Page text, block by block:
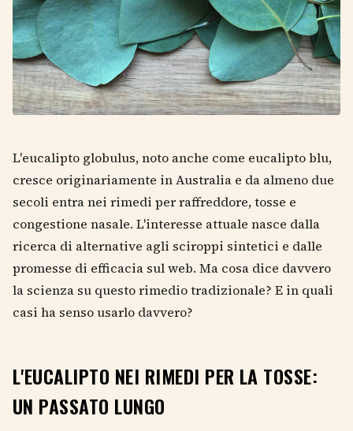
L'eucalipto globulus, noto anche come eucalipto blu,
cresce originariamente in Australia e da almeno due
secoli entra nei rimedi per raffreddore, tosse e
congestione nasale. L'interesse attuale nasce dalla
ricerca di alternative agli sciroppi sintetici e dalle
promesse di efficacia sul web. Ma cosa dice davvero
la scienza su questo rimedio tradizionale? E in quali
casi ha senso usarlo davvero?
L'EUCALIPTO NEI RIMEDI PER LA TOSSE:
UN PASSATO LUNGO